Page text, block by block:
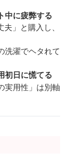
中に疲弊する
」と購入し、
洗濯でヘタれて
初日に慌てる
実用性」は別軸